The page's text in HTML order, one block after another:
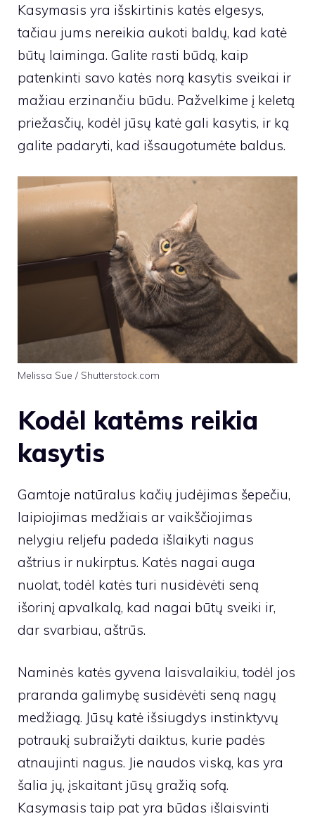
Kasymasis yra išskirtinis katės elgesys,
tačiau jums nereikia aukoti baldų, kad katė
būtų laiminga. Galite rasti būdą, kaip
patenkinti savo katės norą kasytis sveikai ir
mažiau erzinančiu būdu. Pažvelkime į keletą
priežasčių, kodėl jūsų katė gali kasytis, ir ką
galite padaryti, kad išsaugotumėte baldus.
Melissa Sue / Shutterstock.com
Kodėl katėms reikia
kasytis
Gamtoje natūralus kačių judėjimas šepečiu,
laipiojimas medžiais ar vaikščiojimas
nelygiu reljefu padeda išlaikyti nagus
aštrius ir nukirptus. Katės nagai auga
nuolat, todėl katės turi nusidėvėti seną
išorinį apvalkalą, kad nagai būtų sveiki ir,
dar svarbiau, aštrūs.
Naminės katės gyvena laisvalaikiu, todėl jos
praranda galimybę susidėvėti seną nagų
medžiagą. Jūsų katė išsiugdys instinktyvų
potraukį subraižyti daiktus, kurie padės
atnaujinti nagus. Jie naudos viską, kas yra
šalia jų, įskaitant jūsų gražią sofą.
Kasymasis taip pat yra būdas išlaisvinti